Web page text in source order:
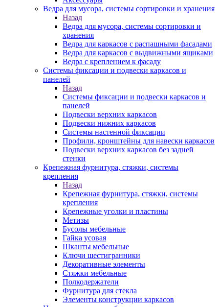
Ведра для мусора, системы сортировки и хранения
Назад
Ведра для мусора, системы сортировки и
хранения
Ведра для каркасов с распашными фасадами
Ведра для каркасов с выдвижными ящиками
Ведра с креплением к фасаду
Системы фиксации и подвески каркасов и
панелей
Назад
Системы фиксации и подвески каркасов и
панелей
Подвески верхних каркасов
Подвески нижних каркасов
Системы настенной фиксации
Профили, кронштейны для навески каркасов
Подвески верхних каркасов без задней
стенки
Крепежная фурнитура, стяжки, системы
крепления
Назад
Крепежная фурнитура, стяжки, системы
крепления
Крепежные уголки и пластины
Метизы
Бусолы мебельные
Гайка усовая
Шканты мебельные
Ключи шестигранники
Декоративные элементы
Стяжки мебельные
Полкодержатели
Фурнитура для стекла
Элементы конструкции каркасов